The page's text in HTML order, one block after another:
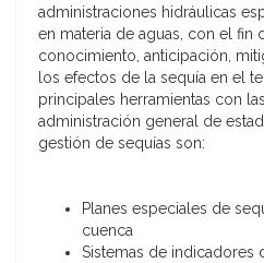
administraciones hidráulicas
en materia de aguas, con el fin
conocimiento, anticipación,
los efectos de la sequía en el
principales herramientas con
administración general de
gestión de sequías son:
Planes especiales de
cuenca
Sistemas de